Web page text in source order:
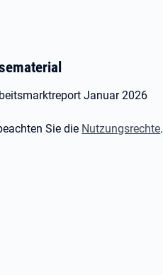
in neuem TabJanuar 2026
Sie die Nutzungsrechte.